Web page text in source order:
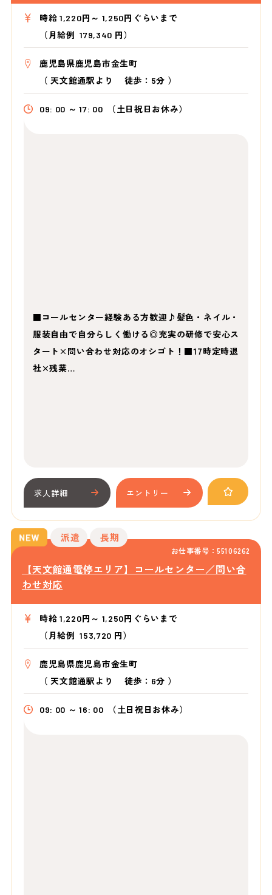
時給 1,220円～ 1,250円ぐらいまで
（月給例 179,340 円）
鹿児島県鹿児島市金生町
（ 天文館通駅より 徒歩：5分 ）
09: 00 ～ 17: 00 （土日祝日お休み）
■コールセンター経験ある方歓迎♪髪色・ネイル・
服装自由で自分らしく働ける◎充実の研修で安心ス
タート×問い合わせ対応のオシゴト！■17時定時退
社×残業…
求人詳細 エントリー
お仕事番号：55106262
派遣 長期
【天文館通電停エリア】コールセンター／問い合
わせ対応
時給 1,220円～ 1,250円ぐらいまで
（月給例 153,720 円）
鹿児島県鹿児島市金生町
（ 天文館通駅より 徒歩：6分 ）
09: 00 ～ 16: 00 （土日祝日お休み）